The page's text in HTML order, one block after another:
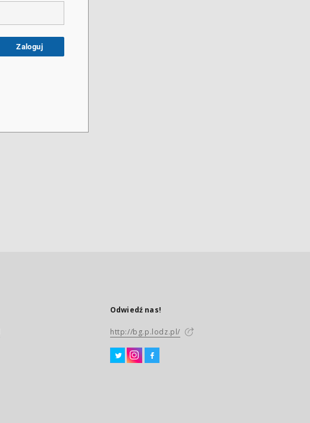
Zaloguj
Odwiedź nas!
http://bg.p.lodz.pl/